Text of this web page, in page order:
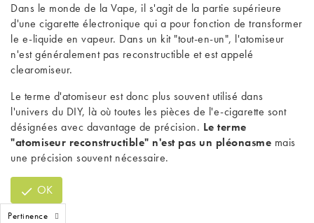
Dans le monde de la Vape, il s'agit de la partie supérieure
d'une cigarette électronique qui a pour fonction de transformer
le e-liquide en vapeur. Dans un kit "tout-en-un", l'atomiseur
n'est généralement pas reconstructible et est appelé
clearomiseur.
Le terme d'atomiseur est donc plus souvent utilisé dans
l'univers du DIY, là où toutes les pièces de l'e-cigarette sont
désignées avec davantage de précision. Le terme
"atomiseur reconstructible" n'est pas un pléonasme mais
une précision souvent nécessaire.
 OK
Pertinence